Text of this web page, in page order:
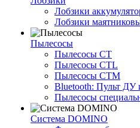
Лобзики
Лобзики
Пылесосы
Пылесосы CT
Пылесосы CTL
Пылесосы CTM
Bluetooth: Пульт ДУ
Пылесосы
Система DOMINO